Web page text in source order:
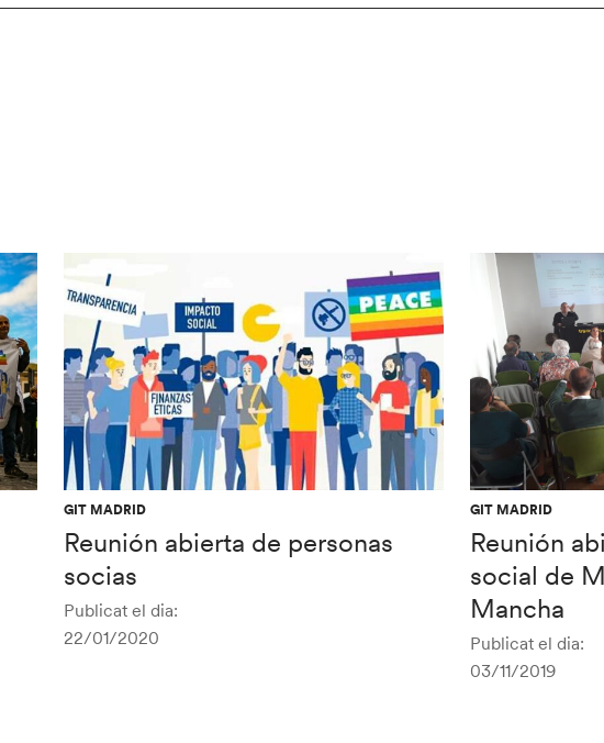
GIT MADRID
Reunión abierta de personas
socias
Publicat el dia:
22/01/2020
GIT MADRID
Reunión
social de
Mancha
Publicat el dia:
03/11/2019